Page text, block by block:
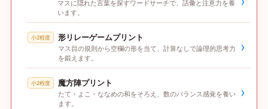
マスに隠れた言葉を探すワードサーチで、語彙と注意力を養
います。
小2程度 形リレーゲームプリント
マス目の規則から空欄の形を当て、計算なしで論理的思考力
を鍛えます。
›
小2程度 魔方陣プリント
たて・よこ・ななめの和をそろえ、数のバランス感覚を養い
ます。
›